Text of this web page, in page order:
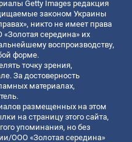
Getty Images редакция
законом Украины
никто не имеет права
середина» их
воспроизводству,
форме.
точку зрения,
За достоверность
материалах,
размещенных на этом
на страницу этого сайта,
упоминания, но без
ООО «Золотая середина»